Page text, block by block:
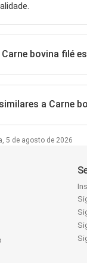
bovina filé
a Carne
5 de agosto de 2026